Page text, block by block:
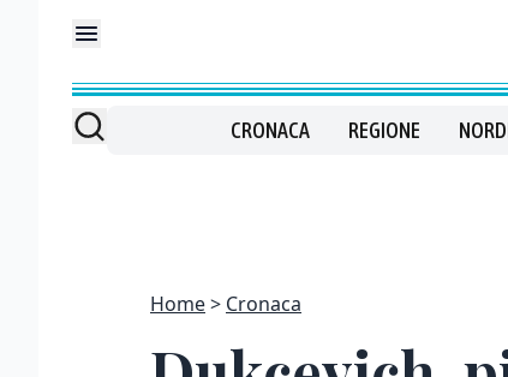
CRONACA REGIONE
Home Cronaca